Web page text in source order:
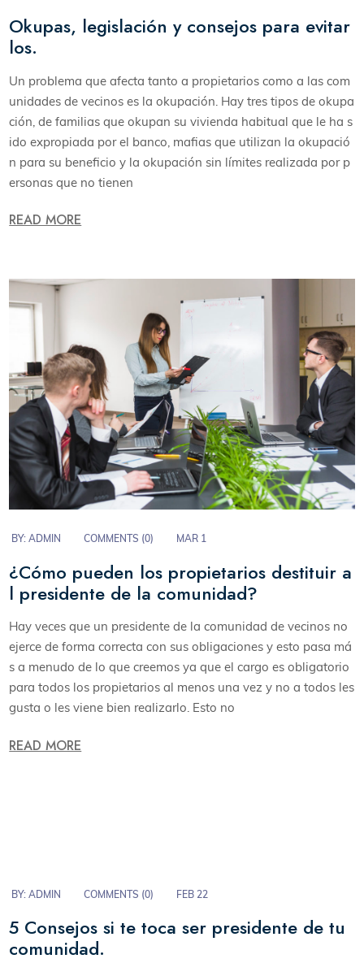
Okupas, legislación y consejos para evitar
los.
Un problema que afecta tanto a propietarios como a las com
unidades de vecinos es la okupación. Hay tres tipos de okupa
ción, de familias que okupan su vivienda habitual que le ha s
ido expropiada por el banco, mafias que utilizan la okupació
n para su beneficio y la okupación sin límites realizada por p
ersonas que no tienen
READ MORE
BY:ADMIN COMMENTS (0) MAR 1
¿Cómo pueden los propietarios destituir a
l presidente de la comunidad?
Hay veces que un presidente de la comunidad de vecinos no
ejerce de forma correcta con sus obligaciones y esto pasa má
s a menudo de lo que creemos ya que el cargo es obligatorio
para todos los propietarios al menos una vez y no a todos les
gusta o les viene bien realizarlo. Esto no
READ MORE
BY:ADMIN COMMENTS (0) FEB 22
5 Consejos si te toca ser presidente de tu
comunidad.